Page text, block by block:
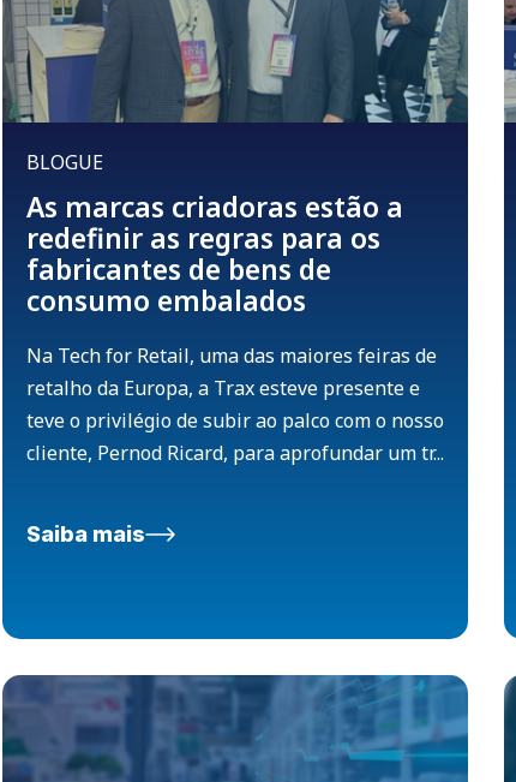
BLOGUE
As marcas criadoras estão a
redefinir as regras para os
fabricantes de bens de
consumo embalados
Na Tech for Retail, uma das maiores feiras de
retalho da Europa, a Trax esteve presente e
teve o privilégio de subir ao palco com o nosso
cliente, Pernod Ricard, para aprofundar um tr...
Saiba mais